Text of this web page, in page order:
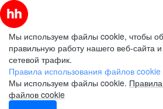
Мы используем файлы cookie, чтобы
правильную работу нашего веб-сайта
сетевой трафик.
Правила использования файлов cookie
Мы используем файлы cookie.
файлов cookie